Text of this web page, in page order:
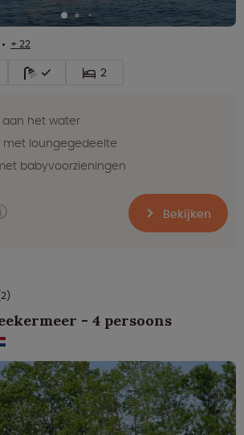
+ 22
2
aan het water
met loungegedeelte
babyvoorzieningen
Bekijken
- 4 persoons